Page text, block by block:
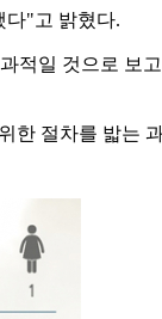
다"고 밝혔다.
적일 것으로 보
한 절차를 밟는